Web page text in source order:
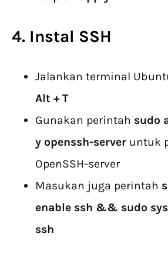
4. Instal SSH
Jalankan terminal
Alt + T
Gunakan perintah sudo
y openssh-server untuk
OpenSSH-server
Masukan juga perintah
enable ssh && sudo
ssh